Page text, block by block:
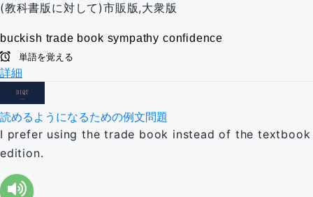
(教科書版に対して)市販版,大衆版
buckish trade book sympathy confidence
単語を覚える
詳細
読めるようになるための例文問題
I prefer using the trade book instead of the textbook
edition.